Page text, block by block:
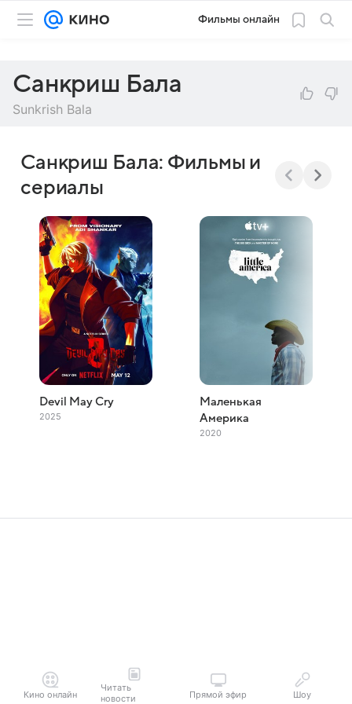
Фильмы онлайн
Санкриш Бала
Sunkrish Bala
Санкриш Бала: Фильмы и
сериалы
Devil May Cry
2025
Маленькая
Америка
2020
Кино онлайн
Читать
новости
Прямой эфир Шоу